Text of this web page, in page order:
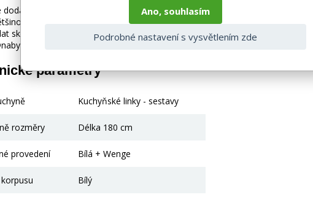
dodáváno bez doplňků a dekorací (např. textilních doplňků, spotřebičů,
je zboží dodáváno v demontovaném stavu, dle charakteru zboží.
skutečnosti vlivem nastavení monitoru a převodem do el. podoby. V
pegas.cz či volejte 777244446.
parametry
Kuchyňské linky - sestavy
rozměry Délka 180 cm
provedení Bílá + Wenge
Bílý
Ano, souhlasím
Podrobné nastavení s vysvětlením zde